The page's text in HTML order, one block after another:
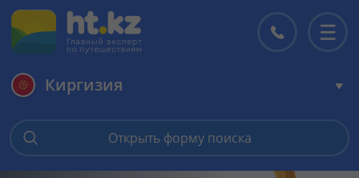
Горящие туры
Киргизия
Открыть форму поиска